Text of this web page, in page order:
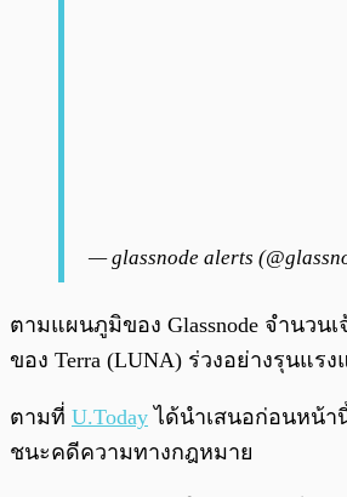
— glassnode alerts
ตามแผนภูมิของ Glassnode จำนวน
ของ Terra (LUNA) ร่วงอย่างรุนแรง
ตามที่ U.Today ได้นำเสนอก่อนหน้า
ชนะคดีความทางกฎหมาย